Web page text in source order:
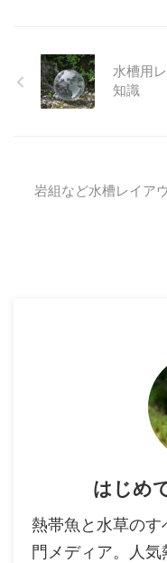
水槽用
知識
岩組など水槽レイア
はじめ
熱帯魚と水草の
門メディア。人